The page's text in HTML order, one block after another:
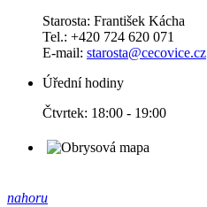
Starosta: František Kácha
Tel.: +420 724 620 071
E-mail: starosta@cecovice.cz
Úřední hodiny
Čtvrtek: 18:00 - 19:00
nahoru